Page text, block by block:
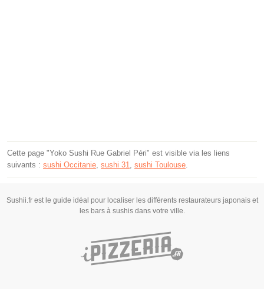
Cette page "Yoko Sushi Rue Gabriel Péri" est visible via les liens
suivants : sushi Occitanie, sushi 31, sushi Toulouse.
Sushii.fr est le guide idéal pour localiser les différents restaurateurs japonais et
les bars à sushis dans votre ville.